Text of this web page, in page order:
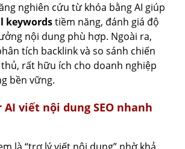
nghiên cứu từ khóa bằng AI giúp
keywordstiềm năng, đánh giá độ
nội dung phù hợp. Ngoài ra,
tích backlink và so sánh chiến
thủ, rất hữu ích cho doanh nghiệp
bền vững.
AI viết nội dung SEO nhanh